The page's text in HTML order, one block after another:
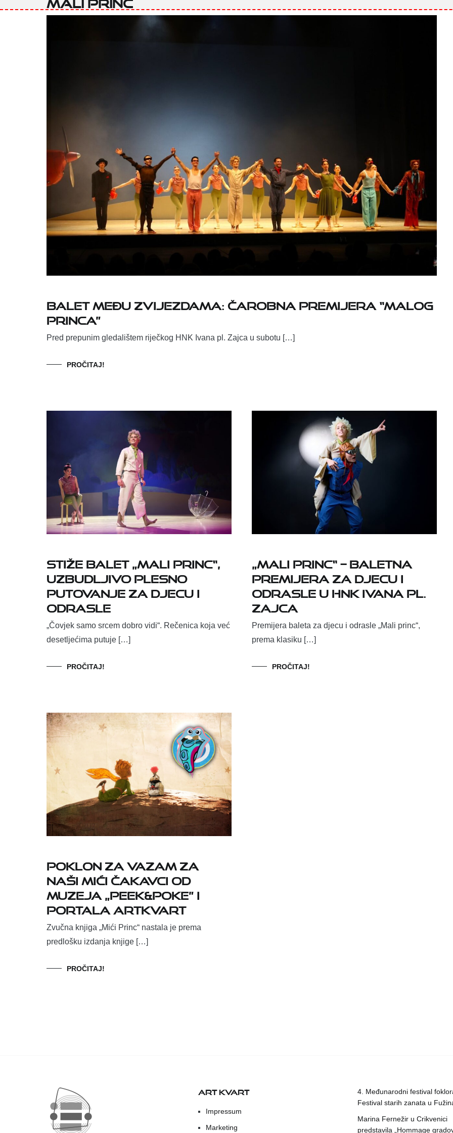
Balet među zvijezdama: Čarobna premijera “Malog
princa”
Pred prepunim gledalištem riječkog HNK Ivana pl. Zajca u subotu […]
PROČITAJ!
Stiže balet „Mali princ“,
uzbudljivo plesno
putovanje za djecu i
odrasle
„Čovjek samo srcem dobro vidi“. Rečenica koja već
desetljećima putuje […]
PROČITAJ!
„Mali princ“ – baletna
premijera za djecu i
odrasle u HNK Ivana pl.
Zajca
Premijera baleta za djecu i odrasle „Mali princ“,
prema klasiku […]
PROČITAJ!
Poklon za Vazam za
naši mići čakavci od
muzeja „Peek&Poke” i
portala ArtKvart
Zvučna knjiga „Mići Princ“ nastala je prema
predlošku izdanja knjige […]
PROČITAJ!
ART KVART
Impressum
Marketing
4. Međunarodni festival
Festival starih zanata u
Marina Fernežir u Crikvenici
predstavila „Hommage